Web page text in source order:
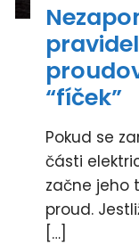
“fíček”
Pokud se
části
začne jeho
proud.
[…]